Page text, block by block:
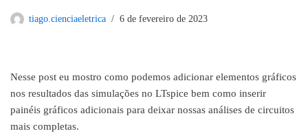
tiago.cienciaeletrica 6 de fevereiro de 2023
Nesse post eu mostro como podemos adicionar elementos gráficos
nos resultados das simulações no LTspice bem como inserir
painéis gráficos adicionais para deixar nossas análises de circuitos
mais completas.